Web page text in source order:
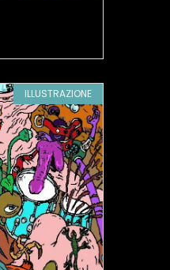
ILLUSTRAZIONE